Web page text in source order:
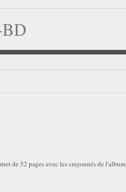
de 52 pages avec les crayonnés de l'album